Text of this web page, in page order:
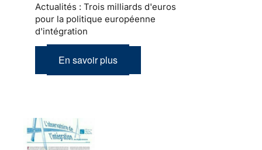
Actualités : Trois milliards d'euros
pour la politique européenne
d'intégration
En savoir plus